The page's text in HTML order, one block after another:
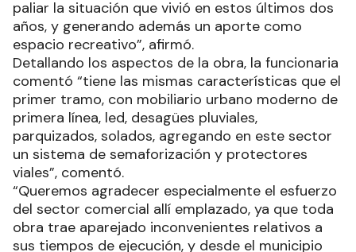
paliar la situación que vivió en estos últimos dos
años, y generando además un aporte como
espacio recreativo”, afirmó.
Detallando los aspectos de la obra, la funcionaria
comentó “tiene las mismas características que el
primer tramo, con mobiliario urbano moderno de
primera línea, led, desagües pluviales,
parquizados, solados, agregando en este sector
un sistema de semaforización y protectores
viales”, comentó.
“Queremos agradecer especialmente el esfuerzo
del sector comercial allí emplazado, ya que toda
obra trae aparejado inconvenientes relativos a
sus tiempos de ejecución, y desde el municipio